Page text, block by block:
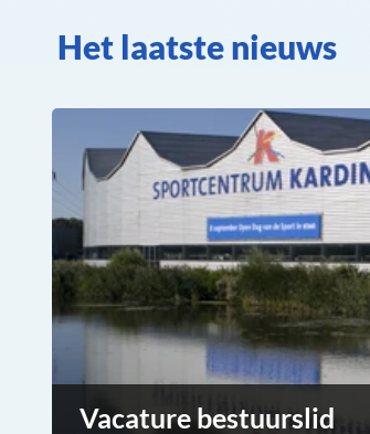
Het laatste nieuws
Vacature bestuurslid